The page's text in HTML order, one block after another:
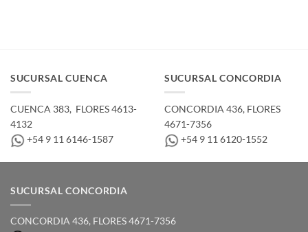
SUCURSAL CUENCA
CUENCA 383, ­ FLORES 4613-
4132
+54 9 11 6146-1587
SUCURSAL CONCORDIA
CONCORDIA 436,­ FLORES
4671-7356
+54 9 11 6120-1552
SUCURSAL CONCORDIA
CONCORDIA 436,­ FLORES 4671-7356